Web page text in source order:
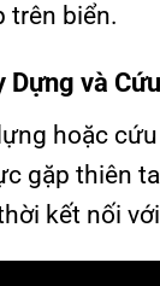
trên biển.
Dựng và
hoặc
gặp thiên
kết nối